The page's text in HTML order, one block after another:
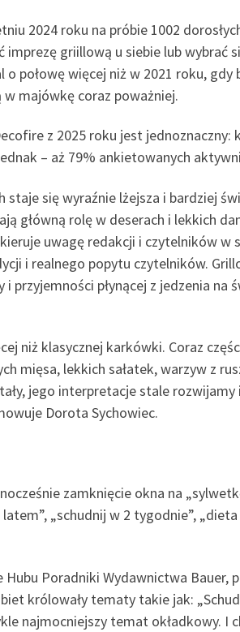
2024 roku na próbie 1002
griillową u siebie lub wybrać
połowę więcej niż w 2021 roku,
majówkę coraz poważniej.
z 2025 roku jest
– aż 79% ankietowanych
się wyraźnie lżejsza i bardziej
główną rolę w deserach i lekkich
uwagę redakcji i czytelników
i realnego popytu czytelników.
płynącej z jedzenia na
niż klasycznej karkówki. Coraz
mięsa, lekkich sałatek, warzyw z
jego interpretacje stale
Dorota Sychowiec.
zamknięcie okna na
„schudnij w 2 tygodnie”,
Poradniki Wydawnictwa Bauer,
królowały tematy takie jak:
najmocniejszy temat okładkowy.